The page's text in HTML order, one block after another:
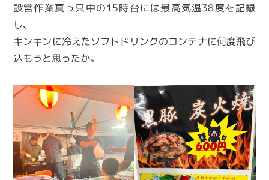
設営作業真っ只中の15時台には最高気温38度を記録
し、
キンキンに冷えたソフトドリンクのコンテナに何度飛び
込もうと思ったか。